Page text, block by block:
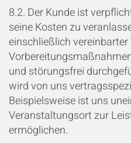
8.2. Der Kunde ist
seine Kosten zu
einschließlich
und störungsfrei
wird von uns
Beispielsweise ist uns
Veranstaltungsort zur
ermöglichen.